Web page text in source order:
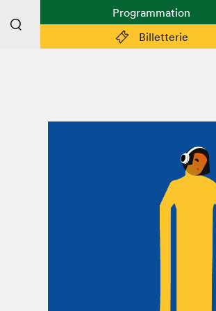
Billetterie
Programmation
Planifier sa visite (prix d'entrée,
horaire, info pratiques)
Billetterie: achetez vos billets!
FAQ visiteur·euse·s
Espace enseignant·e·s
Espace exposant·e·s